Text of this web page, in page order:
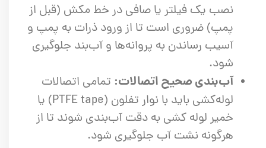
نصب یک فیلتر یا صافی در خط مکش (قبل از
پمپ) ضروری است تا از ورود ذرات به پمپ و
آسیب رساندن به پروانه‌ها و آب‌بند جلوگیری
شود.
آب‌بندی صحیح اتصالات: تمامی اتصالات
لوله‌کشی باید با نوار تفلون (PTFE tape) یا
خمیر لوله کشی به دقت آب‌بندی شوند تا از
هرگونه نشت آب جلوگیری شود.